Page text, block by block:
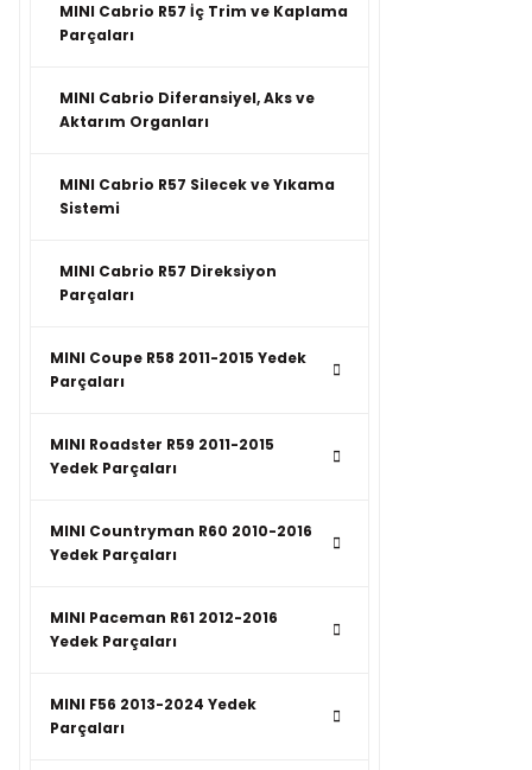
MINI Cabrio R57 İç Trim ve Kaplama
Parçaları
MINI Cabrio Diferansiyel, Aks ve
Aktarım Organları
MINI Cabrio R57 Silecek ve Yıkama
Sistemi
MINI Cabrio R57 Direksiyon
Parçaları
MINI Coupe R58 2011-2015 Yedek
Parçaları
MINI Roadster R59 2011-2015
Yedek Parçaları
MINI Countryman R60 2010-2016
Yedek Parçaları
MINI Paceman R61 2012-2016
Yedek Parçaları
MINI F56 2013-2024 Yedek
Parçaları